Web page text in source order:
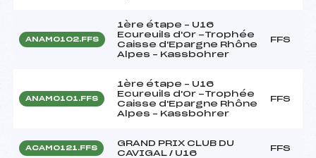
ANAM0102.FFS
1ère étape – U16
Ecureuils d'Or -Trophée
Caisse d'Epargne Rhône
Alpes – Kassbohrer
FFS
ANAM0101.FFS
1ère étape – U16
Ecureuils d'Or -Trophée
Caisse d'Epargne Rhône
Alpes – Kassbohrer
FFS
ACAM0121.FFS
GRAND PRIX CLUB DU
CAVIGAL / U16
FFS